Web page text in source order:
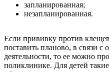
запланированная;
незапланированная.
Если прививку против
поставить планово, в связи
деятельности, то ее можно
поликлинике. Для детей